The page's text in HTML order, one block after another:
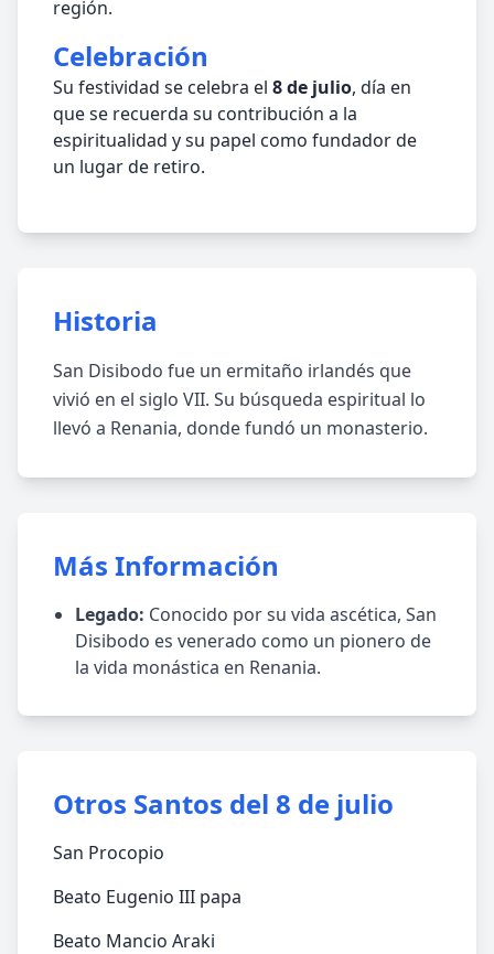
región.
Celebración
Su festividad se celebra el 8 de julio, día en
que se recuerda su contribución a la
espiritualidad y su papel como fundador de
un lugar de retiro.
Historia
San Disibodo fue un ermitaño irlandés que
vivió en el siglo VII. Su búsqueda espiritual lo
llevó a Renania, donde fundó un monasterio.
Más Información
Legado: Conocido por su vida ascética, San
Disibodo es venerado como un pionero de
la vida monástica en Renania.
Otros Santos del 8 de julio
San Procopio
Beato Eugenio III papa
Beato Mancio Araki